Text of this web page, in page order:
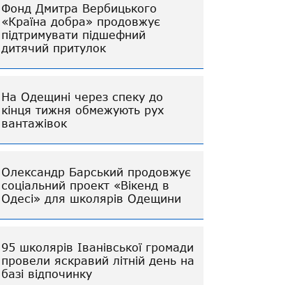
Фонд Дмитра Вербицького
«Країна добра» продовжує
підтримувати підшефний
дитячий притулок
На Одещині через спеку до
кінця тижня обмежують рух
вантажівок
Олександр Барський продовжує
соціальний проект «Вікенд в
Одесі» для школярів Одещини
95 школярів Іванівської громади
провели яскравий літній день на
базі відпочинку